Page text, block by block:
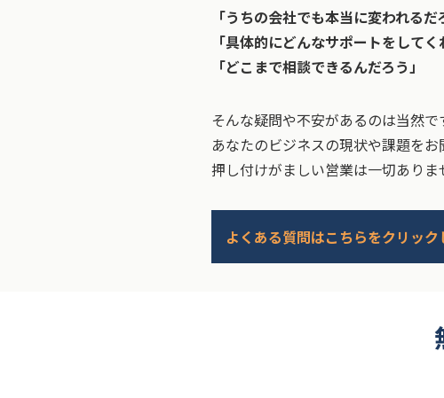
「うちの会社でも本当に変われるだ
「具体的にどんなサポートをしてく
「どこまで相談できるんだろう」
そんな疑問や不安があるのは当然で
あなたのビジネスの現状や課題を
押し付けがましい営業は一切ありま
よくある質問はこちらをクリッ